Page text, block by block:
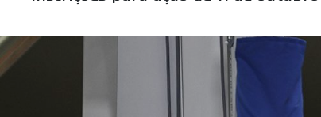
MINIBASQUETE